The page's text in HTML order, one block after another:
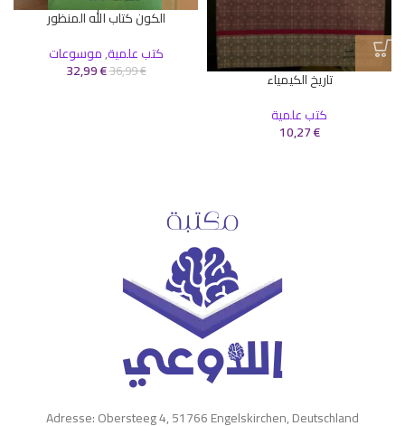
تاريخ الكيمياء
كتب علمية
10,27€
الكون كتاب الله المنظور
كتب علمية,موسوعات
36,99€
32,99€
Adresse: Obersteeg 4, 51766 Engelskirchen, Deutschland